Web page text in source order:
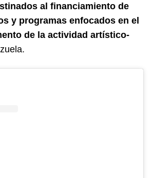
al financiamiento de
y programas enfocados en el
de la actividad artístico-